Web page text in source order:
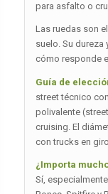
para asfalto o
Las ruedas son
suelo. Su dureza
cómo responde
Guía de
street técnico
polivalente
cruising. El
con trucks en giro.
¿Importa
Sí,